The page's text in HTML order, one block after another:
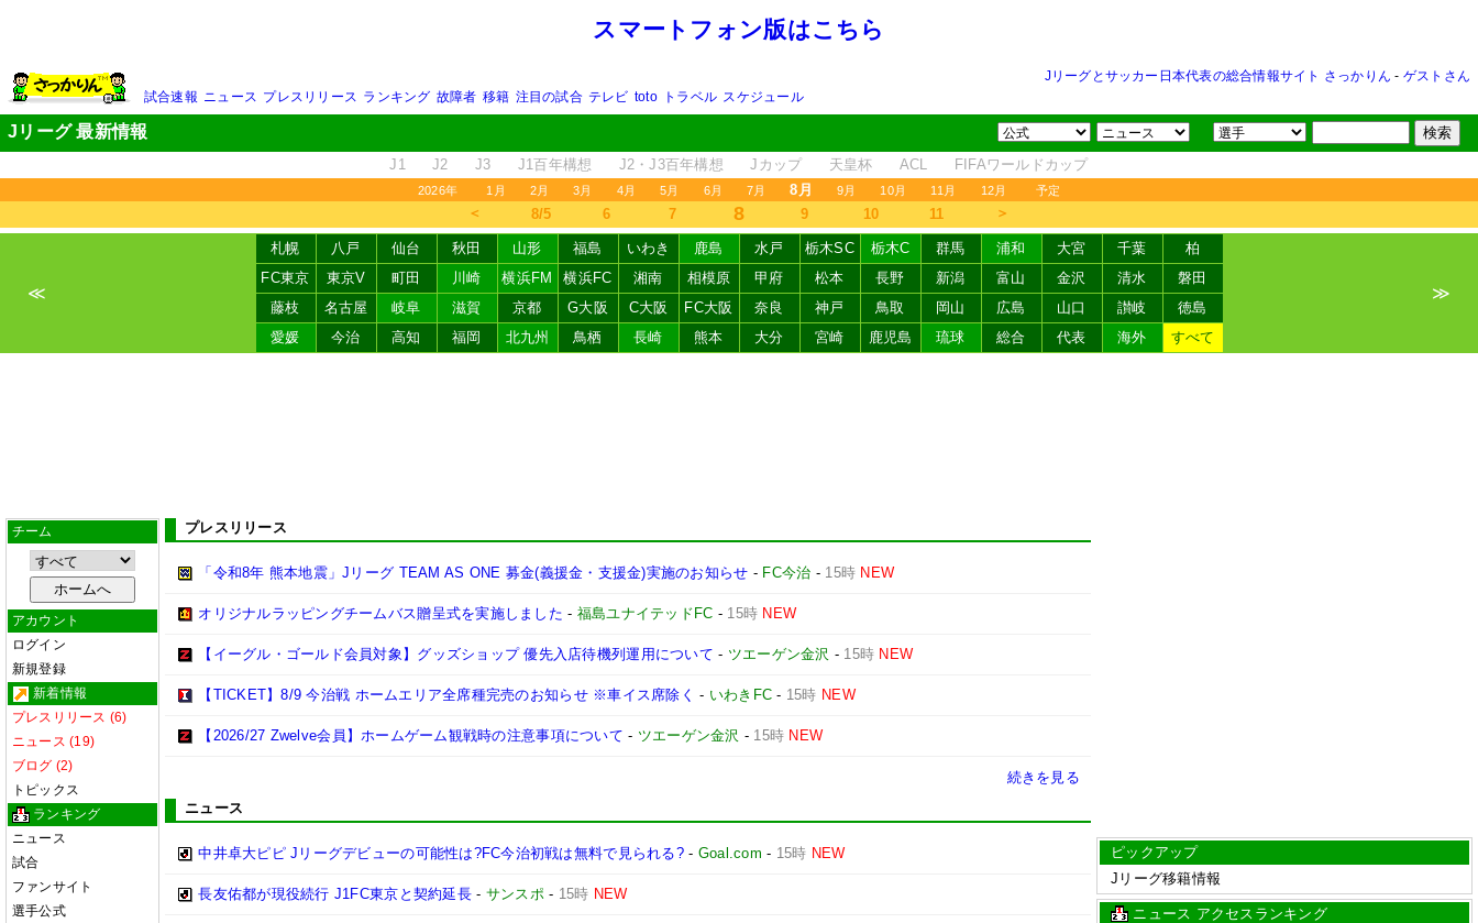
スマートフォン版はこちら
Jリーグとサッカー日本代表の総合情報サイト さっかりん - ゲストさん
試合速報 ニュース プレスリリース ランキング 故障者 移籍 注目の試合 テレビ toto トラベル スケジュール
Jリーグ 最新情報
J1 J2 J3 J1百年構想 J2・J3百年構想 Jカップ 天皇杯 ACL FIFAワールドカップ
2026年 1月 2月 3月 4月 5月 6月 7月 8月 9月 10月 11月 12月 予定
＜ 8/5 6 7 8 9 10 11 ＞
≪
札幌 八戸 仙台 秋田 山形 福島 いわき 鹿島 水戸 栃木SC 栃木C 群馬 浦和 大宮 千葉
柏
FC東京
東京V 町田 川崎 横浜FM 横浜FC 湘南 相模原 甲府 松本 長野 新潟 富山 金沢 清水
磐田
藤枝
名古屋 岐阜 滋賀 京都 G大阪 C大阪 FC大阪 奈良 神戸 鳥取 岡山 広島 山口 讃岐
徳島
愛媛
今治 高知 福岡 北九州 鳥栖 長崎 熊本 大分 宮崎 鹿児島 琉球 総合 代表 海外 すべて
≫
チーム
アカウント
ログイン
新規登録
新着情報
プレスリリース (6)
ニュース (19)
ブログ (2)
トピックス
ランキング
ニュース
試合
ファンサイト
選手公式
プレスリリース
「令和8年 熊本地震」Jリーグ TEAM AS ONE 募金(義援金・支援金)実施のお知らせ - FC今治 - 15時 NEW
オリジナルラッピングチームバス贈呈式を実施しました - 福島ユナイテッドFC - 15時 NEW
【イーグル・ゴールド会員対象】グッズショップ 優先入店待機列運用について - ツエーゲン金沢 - 15時 NEW
【TICKET】8/9 今治戦 ホームエリア全席種完売のお知らせ ※車イス席除く - いわきFC - 15時 NEW
【2026/27 Zwelve会員】ホームゲーム観戦時の注意事項について - ツエーゲン金沢 - 15時 NEW
続きを見る
ニュース
中井卓大ピピ Jリーグデビューの可能性は?FC今治初戦は無料で見られる?- Goal.com - 15時 NEW
長友佑都が現役続行 J1FC東京と契約延長- サンスポ- 15時 NEW
ピックアップ
Jリーグ移籍情報
ニュース アクセスランキング